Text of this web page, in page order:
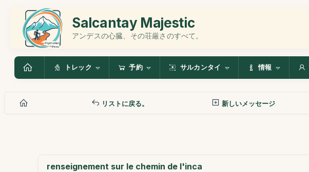
Salcantay Majestic
アンデスの心臓、その荘厳さのすべて。
トレック 予約 サルカンタイ 情報
リストに戻る。 新しいメッセージ
renseignement sur le chemin de l'inca